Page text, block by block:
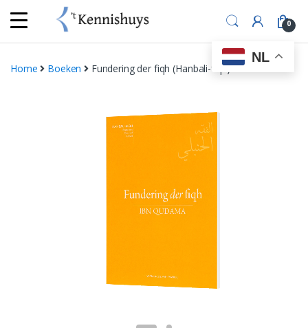
0
Home Boeken Fundering der fiqh (Hanbali-fiqh)
NL